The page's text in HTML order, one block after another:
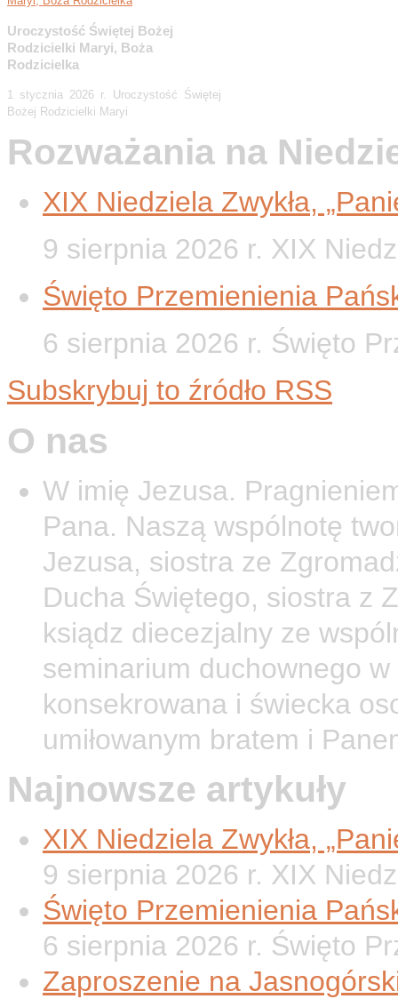
Uroczystość Świętej Bożej
Rodzicielki Maryi, Boża
Rodzicielka
1 stycznia 2026 r. Uroczystość Świętej
Bożej Rodzicielki Maryi
Rozważania na
XIX Niedziela Zwykła,
9 sierpnia 2026 r. XIX
Święto Przemienienia
6 sierpnia 2026 r. Święto
Subskrybuj to źródło RSS
O nas
W imię Jezusa.
Pana. Naszą wspólnotę
Jezusa, siostra ze
Ducha Świętego, siostra z
ksiądz diecezjalny ze
seminarium duchownego
konsekrowana i świecka
umiłowanym bratem i
Najnowsze artykuły
XIX Niedziela Zwykła,
9 sierpnia 2026 r. XIX
Święto Przemienienia
6 sierpnia 2026 r. Święto
Zaproszenie na